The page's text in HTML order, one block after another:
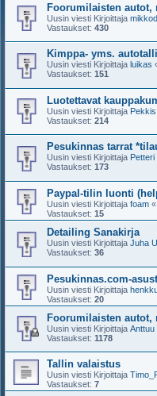
Foorumilaisten autot,
Uusin viesti Kirjoittaja mikkod
Vastaukset: 430
Kimppa- yms.
Uusin viesti Kirjoittaja luikas
Vastaukset: 151
Luotettavat
Uusin viesti Kirjoittaja Pekkis
Vastaukset: 214
Pesukinnas tarrat
Uusin viesti Kirjoittaja Petteri
Vastaukset: 173
Paypal-tilin luonti
Uusin viesti Kirjoittaja foam «
Vastaukset: 15
Detailing Sanakirja
Uusin viesti Kirjoittaja Juha U
Vastaukset: 36
Pesukinnas.com-
Uusin viesti Kirjoittaja
Vastaukset: 20
Foorumilaisten autot,
Uusin viesti Kirjoittaja Anttuu
Vastaukset: 1178
Tallin valaistus
Uusin viesti Kirjoittaja
Vastaukset: 7